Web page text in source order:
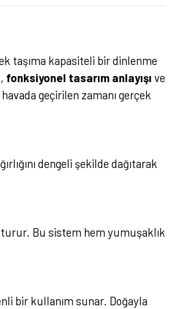
taşıma kapasiteli bir dinlenme
, fonksiyonel tasarım anlayışı ve
geçirilen zamanı gerçek
dengeli şekilde dağıtarak
Bu sistem hem yumuşaklık
bir kullanım sunar. Doğayla